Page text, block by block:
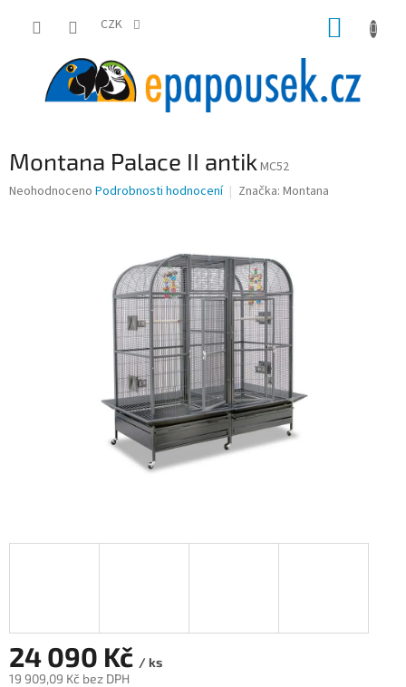
CZK
Montana Palace II antik MC52
Průměrné
Neohodnoceno Podrobnosti hodnocení Značka: Montana
24 090 Kč / ks
19 909,09 Kč bez DPH